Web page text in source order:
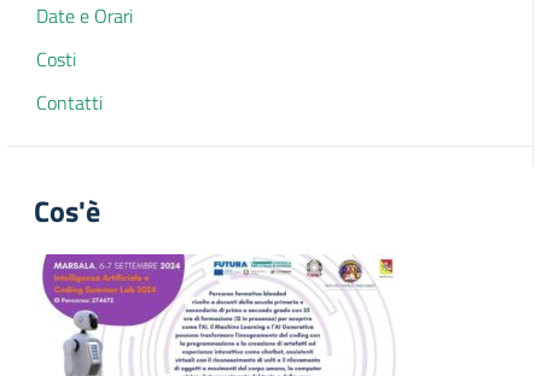
Date e Orari
Costi
Contatti
Cos'è